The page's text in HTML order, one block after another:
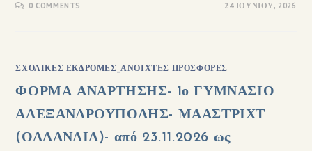
0 COMMENTS 24 ΙΟΥΝΊΟΥ, 2026
ΣΧΟΛΙΚΈΣ ΕΚΔΡΟΜΈΣ_ΑΝΟΙΧΤΈΣ ΠΡΟΣΦΟΡΈΣ
ΦΟΡΜΑ ΑΝΑΡΤΗΣΗΣ- 1ο ΓΥΜΝΑΣΙΟ
ΑΛΕΞΑΝΔΡΟΥΠΟΛΗΣ- ΜΑΑΣΤΡΙΧΤ
(ΟΛΛΑΝΔΙΑ)- από 23.11.2026 ως